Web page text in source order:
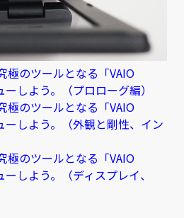
極のツールとなる「VAIO
しよう。（プロローグ編）
極のツールとなる「VAIO
しよう。（外観と剛性、イン
極のツールとなる「VAIO
しよう。（ディスプレイ、